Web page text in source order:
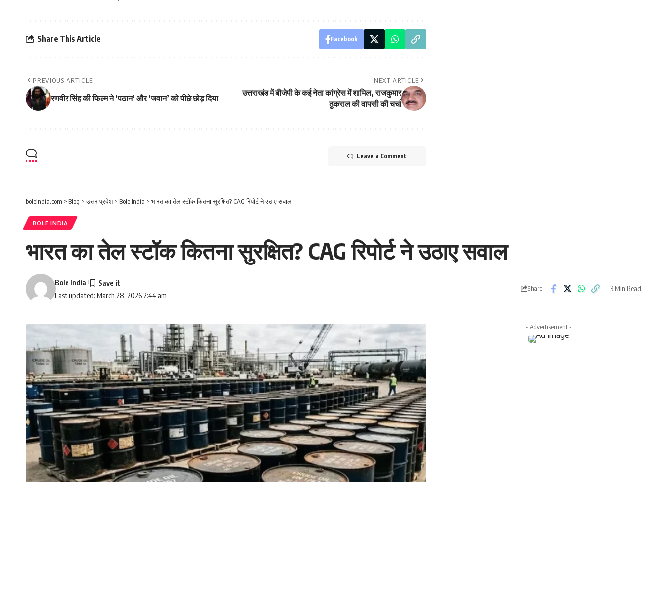
Share This Article Facebook
PREVIOUS ARTICLE
रणवीर सिंह की फिल्म ने ‘पठान’ और ‘जवान’ को पीछे छोड़ दिया
NEXT ARTICLE
उत्तराखंड में बीजेपी के कई नेता कांग्रेस में शामिल, राजकुमार
ठुकराल की वापसी की चर्चा
Leave a Comment
boleindia.com > Blog >उत्तर प्रदेश> Bole India > भारत का तेल स्टॉक कितना सुरक्षित? CAG रिपोर्ट ने उठाए सवाल
BOLE INDIA
भारत का तेल स्टॉक कितना सुरक्षित? CAG रिपोर्ट ने उठाए सवाल
Last updated: March 28, 2026 2:44 am
Bole India
Share 3 Min Read
- Advertisement -